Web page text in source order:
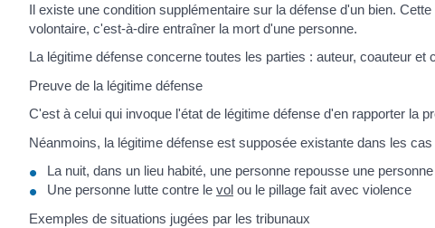
Il existe une condition supplémentaire sur la défense d'un bien.
volontaire, c'est-à-dire entraîner la mort d'une personne.
La légitime défense concerne toutes les parties : auteur, coauteur et
Preuve de la légitime défense
C'est à celui qui invoque l'état de légitime défense d'en rapporter la
Néanmoins, la légitime défense est supposée existante dans les
La nuit, dans un lieu habité, une personne repousse une
Une personne lutte contre le vol ou le pillage fait avec violence
Exemples de situations jugées par les tribunaux